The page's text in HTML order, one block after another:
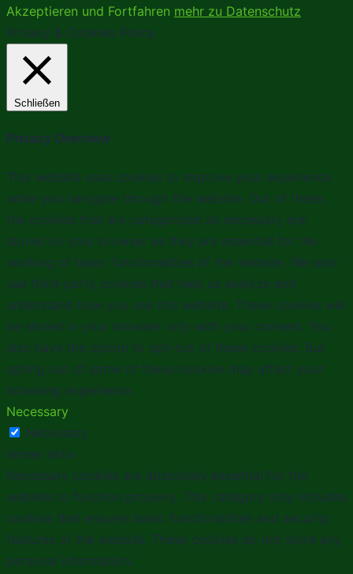
Akzeptieren und Fortfahren mehr zu Datenschutz
Privacy & Cookies Policy
Schließen
Privacy Overview
This website uses cookies to improve your experience
while you navigate through the website. Out of these,
the cookies that are categorized as necessary are
stored on your browser as they are essential for the
working of basic functionalities of the website. We also
use third-party cookies that help us analyze and
understand how you use this website. These cookies will
be stored in your browser only with your consent. You
also have the option to opt-out of these cookies. But
opting out of some of these cookies may affect your
browsing experience.
Necessary
Necessary
immer aktiv
Necessary cookies are absolutely essential for the
website to function properly. This category only includes
cookies that ensures basic functionalities and security
features of the website. These cookies do not store any
personal information.